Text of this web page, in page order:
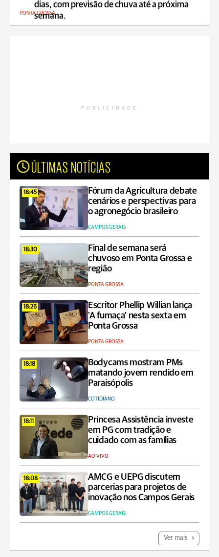
dias, com previsão de chuva até a próxima
semana.
PONTA GROSSA
PUBLICIDADE
ÚLTIMAS NOTÍCIAS
18:45
Fórum da Agricultura debate
cenários e perspectivas para
o agronegócio brasileiro
CAMPOS GERAIS
18:30
Final de semana será
chuvoso em Ponta Grossa e
região
PONTA GROSSA
18:26
Escritor Phellip Willian lança
'A fumaça' nesta sexta em
Ponta Grossa
PONTA GROSSA
18:18
Bodycams mostram PMs
matando jovem rendido em
Paraisópolis
COTIDIANO
18:11
Princesa Assistência investe
em PG com tradição e
cuidado com as famílias
AO VIVO
18:08
AMCG e UEPG discutem
parcerias para projetos de
inovação nos Campos Gerais
CAMPOS GERAIS
Ver mais